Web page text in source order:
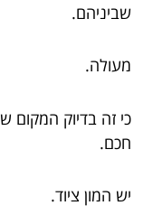
שביניהם.
מעולה.
כי זה בדיוק המקום
חכם.
יש המון ציוד.